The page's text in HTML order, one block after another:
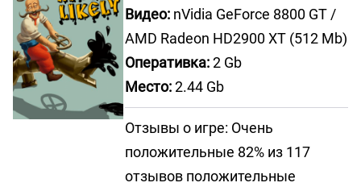
Видео: nVidia GeForce 8800 GT /
AMD Radeon HD2900 XT (512 Mb)
Оперативка:2 Gb
Место:2.44 Gb
Отзывы о игре: Очень
положительные 82% из 117
отзывов положительные